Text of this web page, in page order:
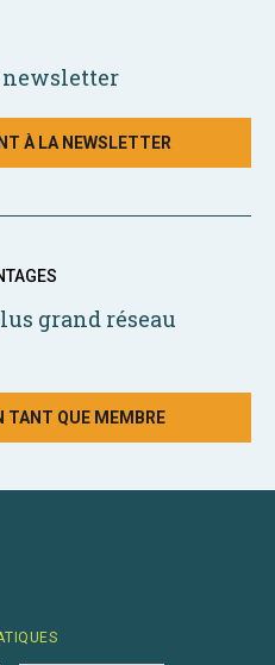
newsletter
À LA NEWSLETTER
grand réseau
TANT QUE MEMBRE